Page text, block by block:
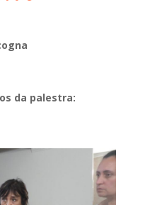
da palestra: